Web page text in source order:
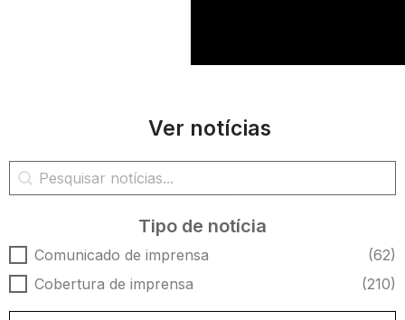
Ver notícias
Pesquisa de notícias
Pesquisar conteúdo
Tipo de notícia
Tipo de notícia
Comunicado de imprensa
(62)
Cobertura de imprensa
(210)